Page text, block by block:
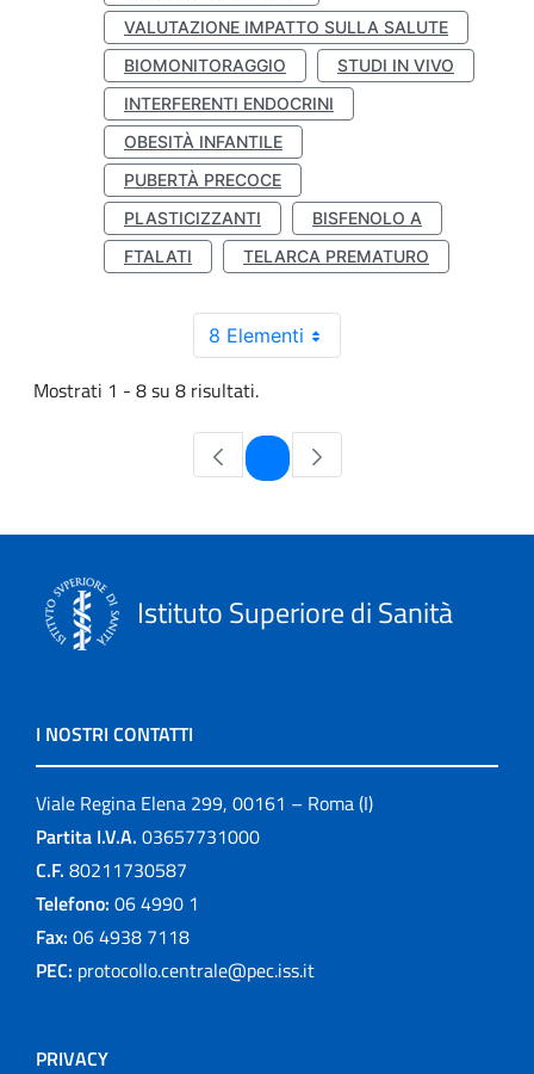
VALUTAZIONE IMPATTO SULLA SALUTE
BIOMONITORAGGIO
STUDI IN VIVO
INTERFERENTI ENDOCRINI
OBESITÀ INFANTILE
PUBERTÀ PRECOCE
PLASTICIZZANTI
BISFENOLO A
FTALATI
TELARCA PREMATURO
8 Elementi
Mostrati 1 - 8 su 8 risultati.
Pagina
Istituto Superiore di Sanità
I NOSTRI CONTATTI
Viale Regina Elena 299, 00161 – Roma (I)
Partita I.V.A. 03657731000
C.F. 80211730587
Telefono: 06 4990 1
Fax: 06 4938 7118
PEC: protocollo.centrale@pec.iss.it
PRIVACY